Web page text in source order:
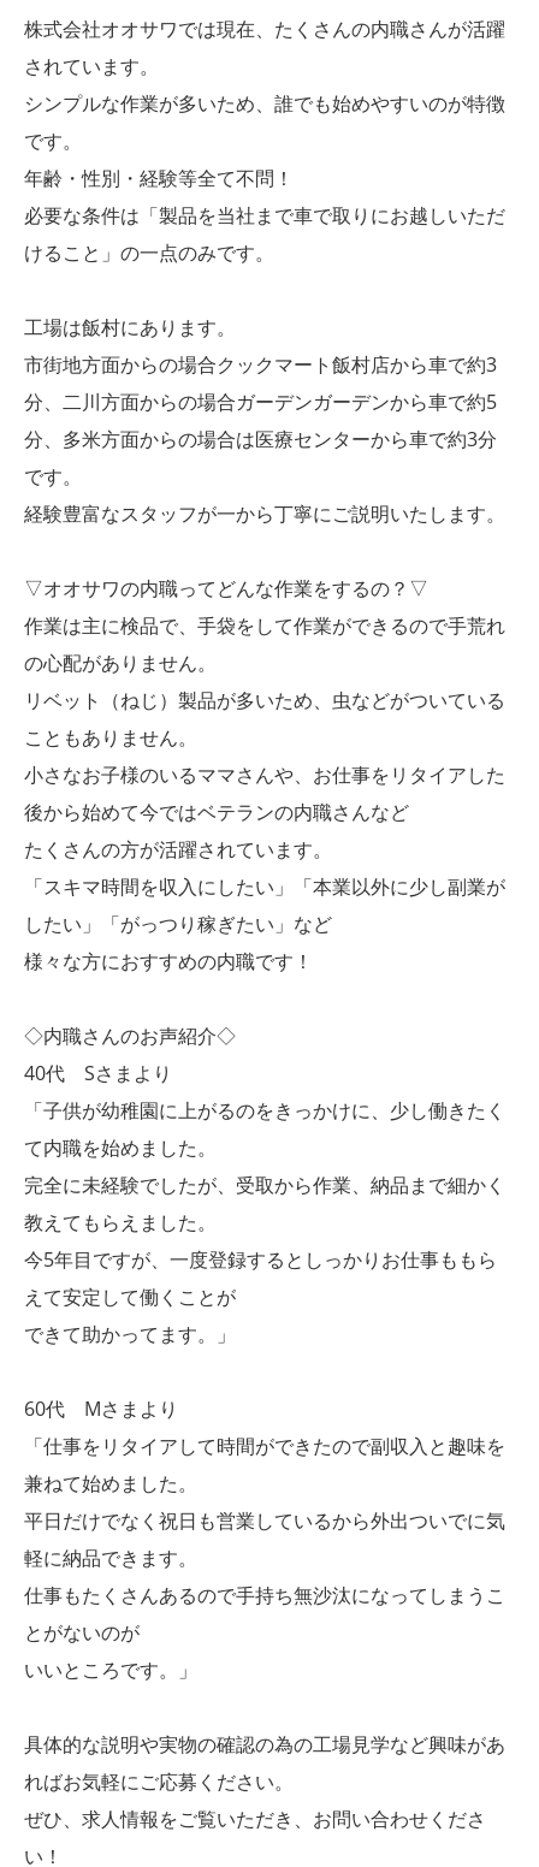
株式会社オオサワでは現在、たくさんの内職さんが活躍
されています。
シンプルな作業が多いため、誰でも始めやすいのが特徴
です。
年齢・性別・経験等全て不問！
必要な条件は「製品を当社まで車で取りにお越しいただ
けること」の一点のみです。
工場は飯村にあります。
市街地方面からの場合クックマート飯村店から車で約3
分、二川方面からの場合ガーデンガーデンから車で約5
分、多米方面からの場合は医療センターから車で約3分
です。
経験豊富なスタッフが一から丁寧にご説明いたします。
▽オオサワの内職ってどんな作業をするの？▽
作業は主に検品で、手袋をして作業ができるので手荒れ
の心配がありません。
リベット（ねじ）製品が多いため、虫などがついている
こともありません。
小さなお子様のいるママさんや、お仕事をリタイアした
後から始めて今ではベテランの内職さんなど
たくさんの方が活躍されています。
「スキマ時間を収入にしたい」「本業以外に少し副業が
したい」「がっつり稼ぎたい」など
様々な方におすすめの内職です！
◇内職さんのお声紹介◇
40代 Sさまより
「子供が幼稚園に上がるのをきっかけに、少し働きたく
て内職を始めました。
完全に未経験でしたが、受取から作業、納品まで細かく
教えてもらえました。
今5年目ですが、一度登録するとしっかりお仕事ももら
えて安定して働くことが
できて助かってます。」
60代 Mさまより
「仕事をリタイアして時間ができたので副収入と趣味を
兼ねて始めました。
平日だけでなく祝日も営業しているから外出ついでに気
軽に納品できます。
仕事もたくさんあるので手持ち無沙汰になってしまうこ
とがないのが
いいところです。」
具体的な説明や実物の確認の為の工場見学など興味があ
ればお気軽にご応募ください。
ぜひ、求人情報をご覧いただき、お問い合わせくださ
い！